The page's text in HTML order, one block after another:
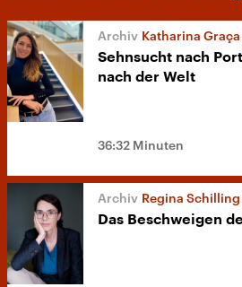
Katharina
Sehnsucht nach
nach der Welt
36:32 Minuten
Regina Schilling
Das Beschweigen